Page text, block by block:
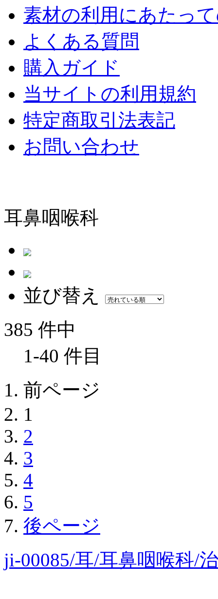
素材の利用にあたっ
よくある質問
購入ガイド
当サイトの利用規約
特定商取引法表記
お問い合わせ
耳鼻咽喉科
並び替え
385 件中
1-40 件目
前ページ
1
2
3
4
5
後ページ
ji-00085/耳/耳鼻咽喉科/